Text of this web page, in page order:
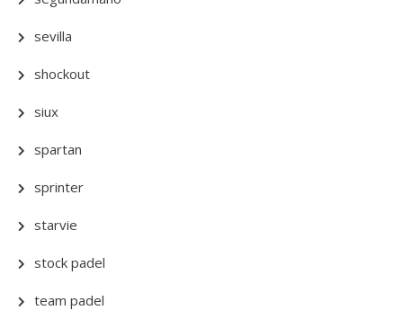
sevilla
shockout
siux
spartan
sprinter
starvie
stock padel
team padel